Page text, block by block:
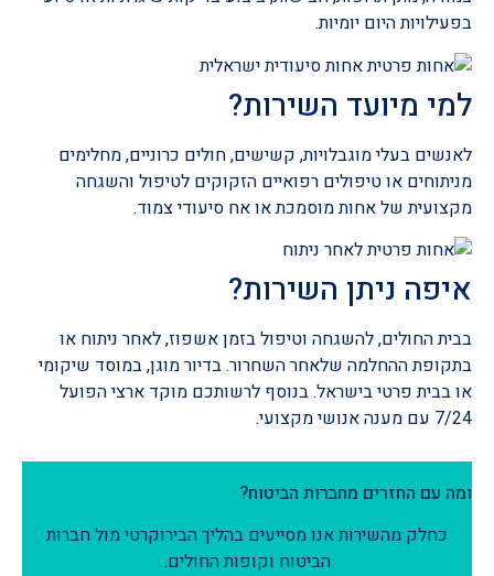
בפעילויות היום יומיות.
למי מיועד השירות?
לאנשים בעלי מוגבלויות, קשישים, חולים כרוניים, מחלימים
מניתוחים או טיפולים רפואיים הזקוקים לטיפול והשגחה
מקצועית של אחות מוסמכת או אח סיעודי צמוד.
איפה ניתן השירות?
בבית החולים, להשגחה וטיפול בזמן אשפוז, לאחר ניתוח או
בתקופת ההחלמה שלאחר השחרור. בדיור מוגן, במוסד שיקומי
או בבית פרטי בישראל. בנוסף לרשותכם מוקד ארצי הפועל
7/24 עם מענה אנושי מקצועי.
ומה עם החזרים מחברות הביטוח?
כחלק מהשירות אנו מסייעים בהליך הבירוקרטי מול חברות
הביטוח וקופות החולים.